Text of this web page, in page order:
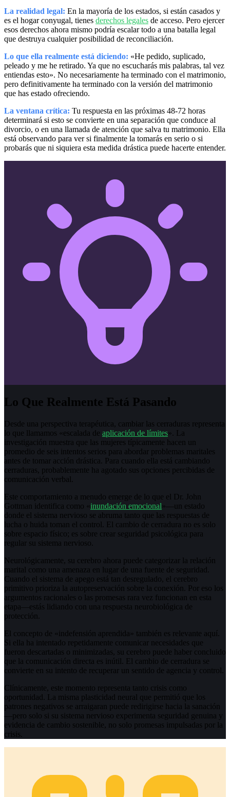
La realidad legal: En la mayoría de los estados, si están casados y
es el hogar conyugal, tienes derechos legales de acceso. Pero ejercer
esos derechos ahora mismo podría escalar todo a una batalla legal
que destruya cualquier posibilidad de reconciliación.
Lo que ella realmente está diciendo: «He pedido, suplicado,
peleado y me he retirado. Ya que no escucharás mis palabras, tal vez
entiendas esto». No necesariamente ha terminado con el matrimonio,
pero definitivamente ha terminado con la versión del matrimonio
que has estado ofreciendo.
La ventana crítica: Tu respuesta en las próximas 48-72 horas
determinará si esto se convierte en una separación que conduce al
divorcio, o en una llamada de atención que salva tu matrimonio. Ella
está observando para ver si finalmente la tomarás en serio o si
probarás que ni siquiera esta medida drástica puede hacerte entender.
Lo Que Realmente Está Pasando
Desde una perspectiva terapéutica, cambiar las cerraduras representa
lo que llamamos «escalada de aplicación de límites». La
investigación muestra que las mujeres típicamente hacen un
promedio de seis intentos serios para abordar problemas maritales
antes de tomar acción drástica. Para cuando ella está cambiando
cerraduras, probablemente ha agotado sus opciones percibidas de
comunicación verbal.
Este comportamiento a menudo emerge de lo que el Dr. John
Gottman identifica como «inundación emocional»—un estado
donde el sistema nervioso se abruma tanto que las respuestas de
lucha o huida toman el control. El cambio de cerradura no es solo
sobre espacio físico; es sobre crear seguridad psicológica para
regular su sistema nervioso.
Neurológicamente, su cerebro ahora puede categorizar la relación
marital como una amenaza en lugar de una fuente de seguridad.
Cuando el sistema de apego está tan desregulado, el cerebro
primitivo prioriza la autopreservación sobre la conexión. Por eso los
argumentos racionales o las promesas rara vez funcionan en esta
etapa—estás lidiando con una respuesta neurobiológica de
protección.
El concepto de «indefensión aprendida» también es relevante aquí.
Si ella ha intentado repetidamente comunicar necesidades que
fueron descartadas o minimizadas, su cerebro puede haber concluido
que la comunicación directa es inútil. El cambio de cerradura se
convierte en su intento de recuperar un sentido de agencia y control.
Clínicamente, este momento representa tanto crisis como
oportunidad. La misma plasticidad neural que permitió que los
patrones negativos se arraigaran puede redirigirse hacia la sanación
—pero solo si su sistema nervioso experimenta seguridad genuina y
evidencia de cambio sostenible, no solo promesas impulsadas por la
crisis.